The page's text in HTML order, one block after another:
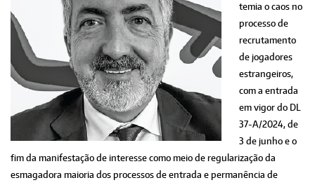
temia o caos no
processo de
recrutamento
de jogadores
estrangeiros,
com a entrada
em vigor do DL
37-A/2024, de
3 de junho e o
fim da manifestação de interesse como meio de regularização da
esmagadora maioria dos processos de entrada e permanência de